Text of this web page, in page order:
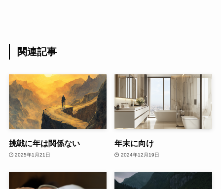
関連記事
挑戦に年は関係ない
2025年1月21日
年末に向け
2024年12月19日